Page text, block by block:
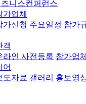
니스컨퍼런스
가업체
가신청 주요일정 참가
객
라인 사전등록 참가업
어
도자료 갤러리 홍보영